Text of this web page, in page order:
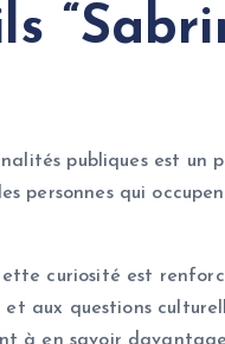
publiques est un
personnes qui
curiosité est
aux questions
à en savoir davantage